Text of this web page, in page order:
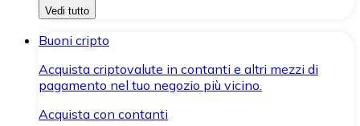
Vedi tutto
Buoni cripto
Acquista criptovalute in contanti e altri mezzi di
pagamento nel tuo negozio più vicino.
Acquista con contanti